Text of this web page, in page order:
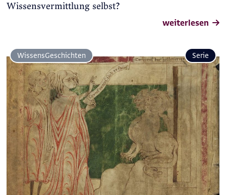
Wissensvermittlung selbst?
weiterlesen
Wissens­Geschichten Serie